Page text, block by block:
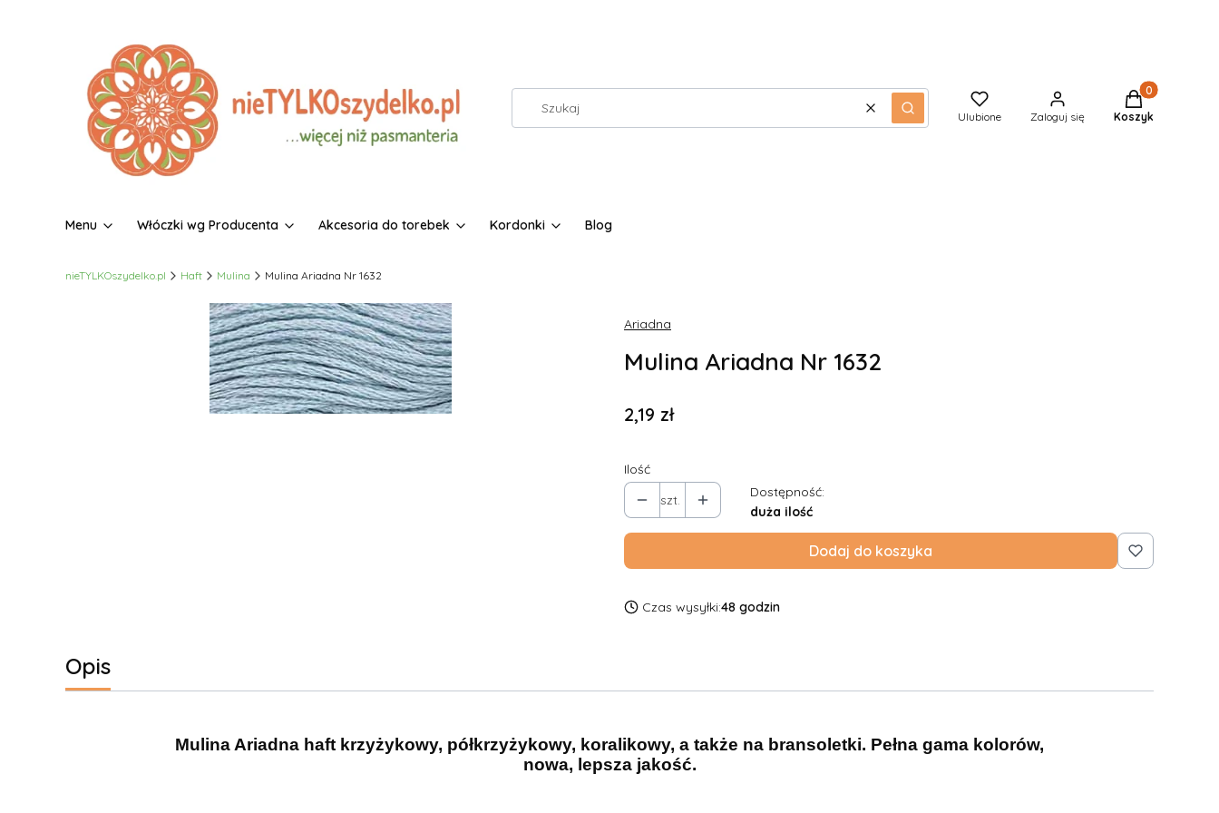
WyczyśćSzukaj Ulubione Zaloguj się
Produkty w
Koszyk
Menu Włóczki wg Producenta Akcesoria do torebek Kordonki Blog
nieTYLKOszydelko.pl Haft Mulina Mulina Ariadna Nr 1632
Ariadna
Mulina Ariadna Nr 1632
Cena
2,19 zł
Ilość
szt.
Dostępność:
duża ilość
Dodaj do koszyka
Czas wysyłki:48 godzin
Opis
Mulina Ariadna haft krzyżykowy, półkrzyżykowy, koralikowy, a także na bransoletki. Pełna gama kolorów,
nowa, lepsza jakość.